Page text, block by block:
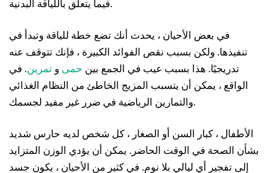
فيما يتعلق باللياقة البدنية.
في بعض الأحيان ، يحدث أنك تضع خطة للياقة وتبدأ في
تنفيذها. ولكن بسبب نقص الفوائد الكبيرة ، فإنك تتوقف عنه
تدريجيًا. هذا بسبب عيب في الجمع بين حمى و تمرين. في
الواقع ، يمكن أن يتسبب المزيج الخاطئ من النظام الغذائي
والتمارين الرياضية في ضرر غير مفيد لجسمك.
الأطفال ، كبار السن أو الصغار ، كل شخص لديه حارس شديد
بشأن الصحة في الوقت الحاضر. يمكن أن يؤدي الوزن المتزايد
إلى تفجير أي ليالي بلا نوم. في كثير من الأحيان ، يكون جسد